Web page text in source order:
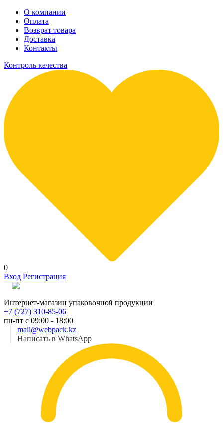
О компании
Оплата
Возврат товара
Доставка
Контакты
Контроль качества
0
Вход Регистрация
Интернет-магазин упаковочной продукции
+7 (727) 310-85-06
пн-пт с 09:00 - 18:00
mail@webpack.kz
Написать в WhatsApp